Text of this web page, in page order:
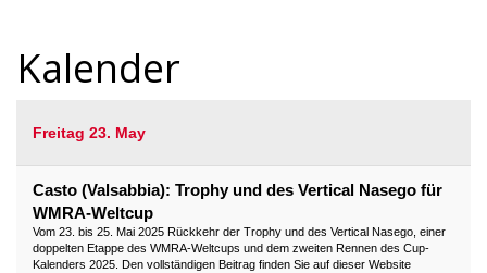
Kalender
Freitag 23. May
Casto (Valsabbia): Trophy und des Vertical Nasego für
WMRA-Weltcup
Vom 23. bis 25. Mai 2025 Rückkehr der Trophy und des Vertical Nasego, einer
doppelten Etappe des WMRA-Weltcups und dem zweiten Rennen des Cup-
Kalenders 2025. Den vollständigen Beitrag finden Sie auf dieser Website